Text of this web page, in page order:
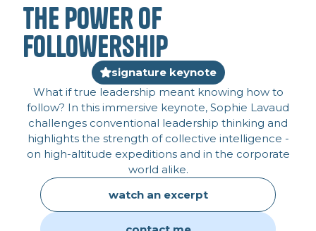
The power of
followership
signature keynote
What if true leadership meant knowing how to
follow? In this immersive keynote, Sophie Lavaud
challenges conventional leadership thinking and
highlights the strength of collective intelligence -
on high-altitude expeditions and in the corporate
world alike.
watch an excerpt